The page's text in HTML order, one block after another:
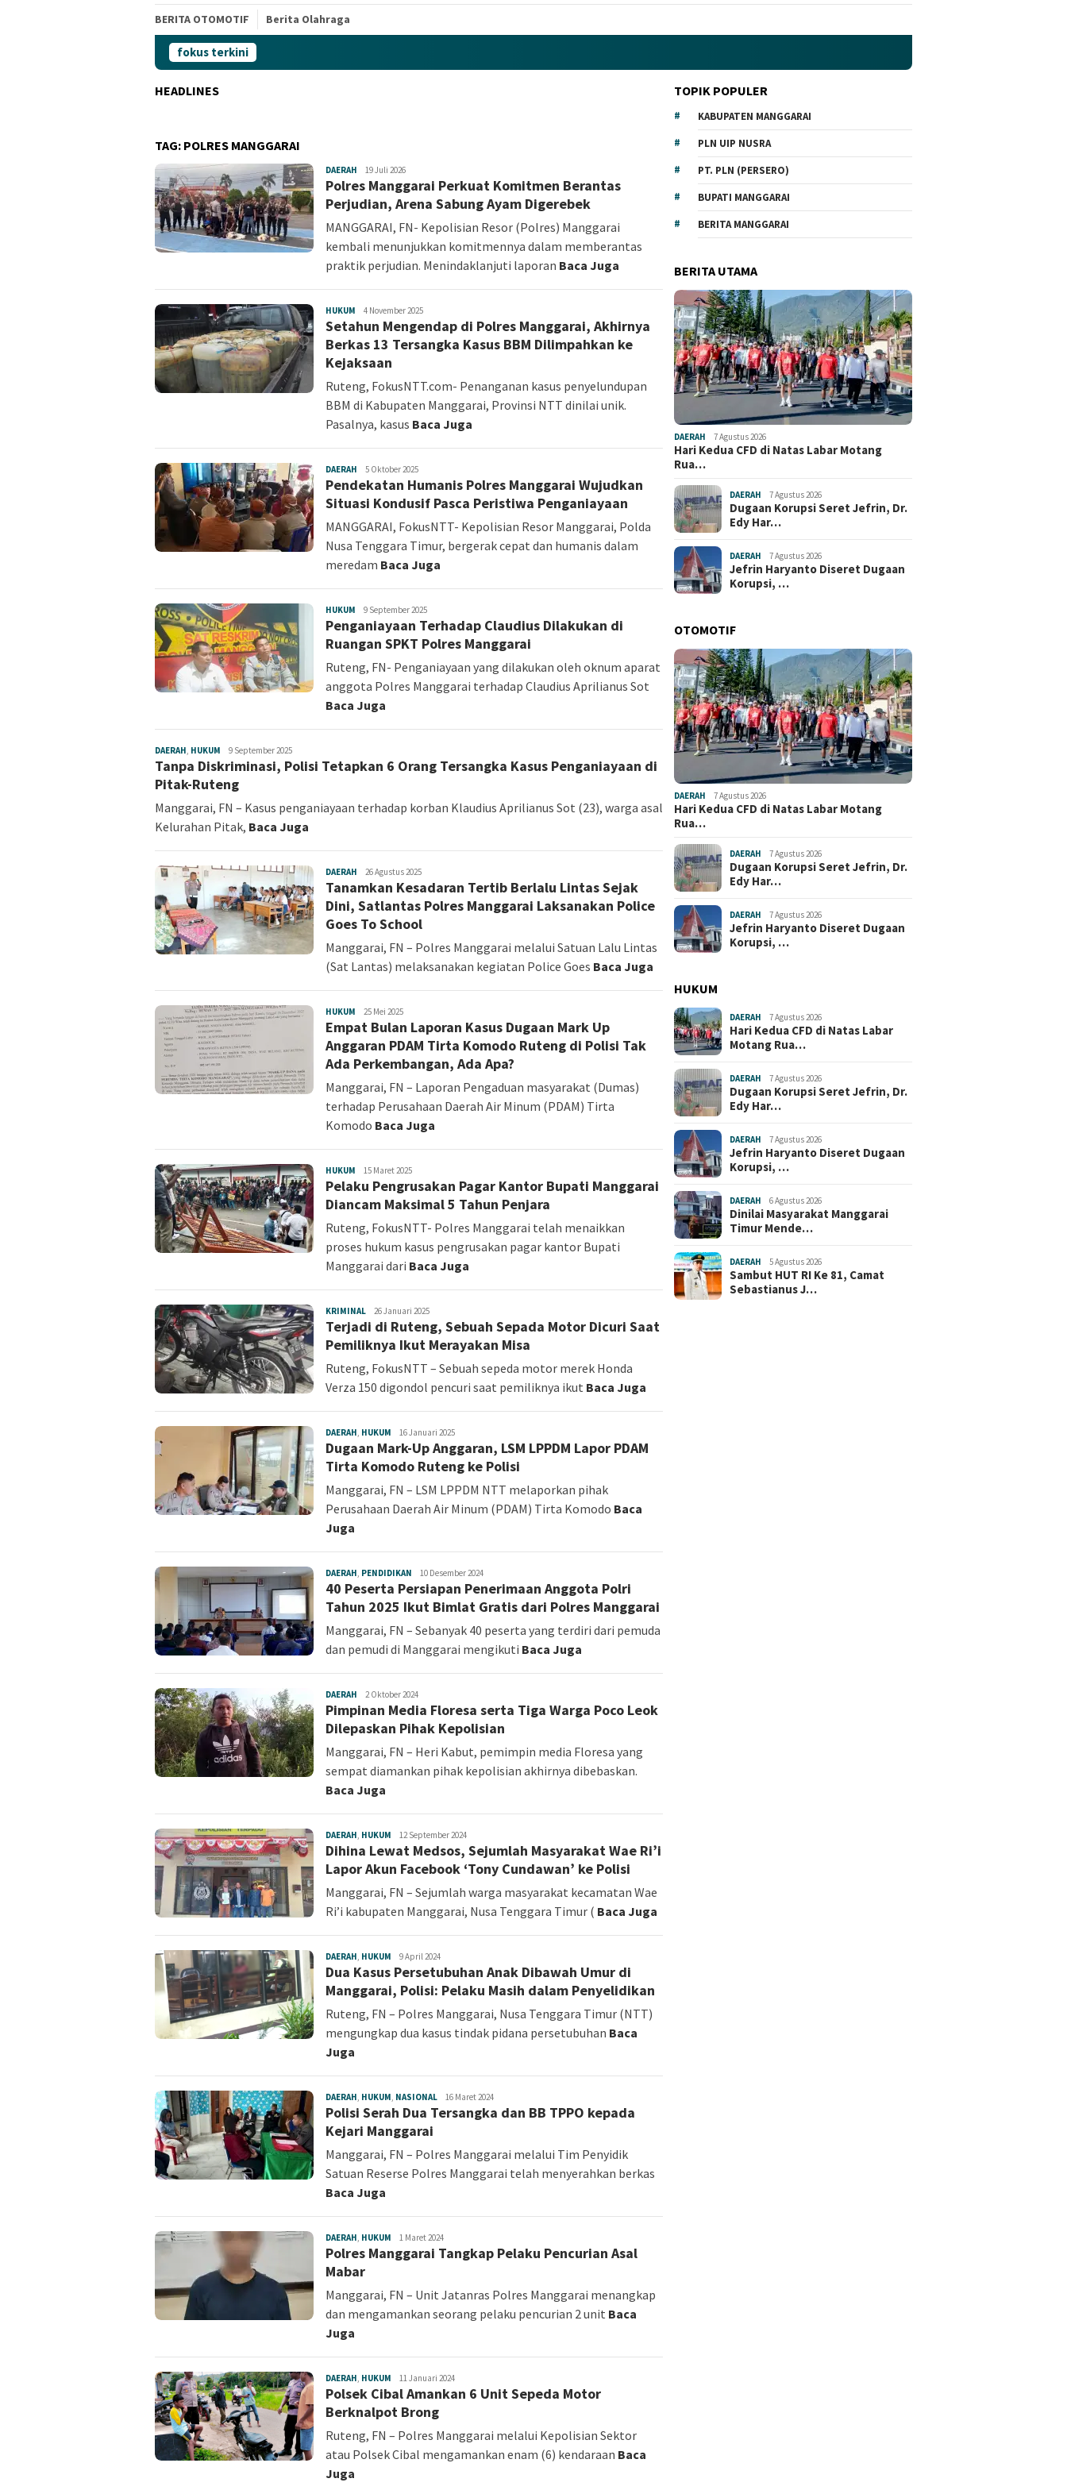
BERITA OTOMOTIF Berita Olahraga
fokus terkini
HEADLINES
TAG: POLRES MANGGARAI
DAERAH Fokus
NTT
19 Juli 2026
Polres Manggarai Perkuat Komitmen Berantas
Perjudian, Arena Sabung Ayam Digerebek
MANGGARAI, FN- Kepolisian Resor (Polres) Manggarai
kembali menunjukkan komitmennya dalam memberantas
praktik perjudian. Menindaklanjuti laporan Baca Juga
HUKUM redaksi
4 November 2025
Setahun Mengendap di Polres Manggarai, Akhirnya
Berkas 13 Tersangka Kasus BBM Dilimpahkan ke
Kejaksaan
Ruteng, FokusNTT.com- Penanganan kasus penyelundupan
BBM di Kabupaten Manggarai, Provinsi NTT dinilai unik.
Pasalnya, kasus Baca Juga
DAERAH Fokus
NTT
5 Oktober 2025
Pendekatan Humanis Polres Manggarai Wujudkan
Situasi Kondusif Pasca Peristiwa Penganiayaan
MANGGARAI, FokusNTT- Kepolisian Resor Manggarai, Polda
Nusa Tenggara Timur, bergerak cepat dan humanis dalam
meredam Baca Juga
HUKUM redaksi
9 September 2025
Penganiayaan Terhadap Claudius Dilakukan di
Ruangan SPKT Polres Manggarai
Ruteng, FN- Penganiayaan yang dilakukan oleh oknum aparat
anggota Polres Manggarai terhadap Claudius Aprilianus Sot
Baca Juga
DAERAH, HUKUM Fokus
NTT
9 September 2025
Tanpa Diskriminasi, Polisi Tetapkan 6 Orang Tersangka Kasus Penganiayaan di
Pitak-Ruteng
Manggarai, FN – Kasus penganiayaan terhadap korban Klaudius Aprilianus Sot (23), warga asal
Kelurahan Pitak, Baca Juga
DAERAH Fokus
NTT
26 Agustus 2025
Tanamkan Kesadaran Tertib Berlalu Lintas Sejak
Dini, Satlantas Polres Manggarai Laksanakan Police
Goes To School
Manggarai, FN – Polres Manggarai melalui Satuan Lalu Lintas
(Sat Lantas) melaksanakan kegiatan Police Goes Baca Juga
HUKUM Fokus
NTT
25 Mei 2025
Empat Bulan Laporan Kasus Dugaan Mark Up
Anggaran PDAM Tirta Komodo Ruteng di Polisi Tak
Ada Perkembangan, Ada Apa?
Manggarai, FN – Laporan Pengaduan masyarakat (Dumas)
terhadap Perusahaan Daerah Air Minum (PDAM) Tirta
Komodo Baca Juga
HUKUM redaksi
15 Maret 2025
Pelaku Pengrusakan Pagar Kantor Bupati Manggarai
Diancam Maksimal 5 Tahun Penjara
Ruteng, FokusNTT- Polres Manggarai telah menaikkan
proses hukum kasus pengrusakan pagar kantor Bupati
Manggarai dari Baca Juga
KRIMINAL redaksi
26 Januari 2025
Terjadi di Ruteng, Sebuah Sepada Motor Dicuri Saat
Pemiliknya Ikut Merayakan Misa
Ruteng, FokusNTT – Sebuah sepeda motor merek Honda
Verza 150 digondol pencuri saat pemiliknya ikut Baca Juga
DAERAH, HUKUM Fokus
NTT
16 Januari 2025
Dugaan Mark-Up Anggaran, LSM LPPDM Lapor PDAM
Tirta Komodo Ruteng ke Polisi
Manggarai, FN – LSM LPPDM NTT melaporkan pihak
Perusahaan Daerah Air Minum (PDAM) Tirta Komodo Baca
Juga
DAERAH, PENDIDIKAN Fokus
NTT
10 Desember 2024
40 Peserta Persiapan Penerimaan Anggota Polri
Tahun 2025 Ikut Bimlat Gratis dari Polres Manggarai
Manggarai, FN – Sebanyak 40 peserta yang terdiri dari pemuda
dan pemudi di Manggarai mengikuti Baca Juga
DAERAH Fokus
NTT
2 Oktober 2024
Pimpinan Media Floresa serta Tiga Warga Poco Leok
Dilepaskan Pihak Kepolisian
Manggarai, FN – Heri Kabut, pemimpin media Floresa yang
sempat diamankan pihak kepolisian akhirnya dibebaskan.
Baca Juga
DAERAH, HUKUM Fokus
NTT
12 September 2024
Dihina Lewat Medsos, Sejumlah Masyarakat Wae Ri’i
Lapor Akun Facebook ‘Tony Cundawan’ ke Polisi
Manggarai, FN – Sejumlah warga masyarakat kecamatan Wae
Ri’i kabupaten Manggarai, Nusa Tenggara Timur ( Baca Juga
DAERAH, HUKUM Fokus
NTT
9 April 2024
Dua Kasus Persetubuhan Anak Dibawah Umur di
Manggarai, Polisi: Pelaku Masih dalam Penyelidikan
Ruteng, FN – Polres Manggarai, Nusa Tenggara Timur (NTT)
mengungkap dua kasus tindak pidana persetubuhan Baca
Juga
DAERAH, HUKUM, NASIONAL Fokus
NTT
16 Maret 2024
Polisi Serah Dua Tersangka dan BB TPPO kepada
Kejari Manggarai
Manggarai, FN – Polres Manggarai melalui Tim Penyidik
Satuan Reserse Polres Manggarai telah menyerahkan berkas
Baca Juga
DAERAH, HUKUM Fokus
NTT
1 Maret 2024
Polres Manggarai Tangkap Pelaku Pencurian Asal
Mabar
Manggarai, FN – Unit Jatanras Polres Manggarai menangkap
dan mengamankan seorang pelaku pencurian 2 unit Baca
Juga
DAERAH, HUKUM Fokus
NTT
11 Januari 2024
Polsek Cibal Amankan 6 Unit Sepeda Motor
Berknalpot Brong
Ruteng, FN – Polres Manggarai melalui Kepolisian Sektor
atau Polsek Cibal mengamankan enam (6) kendaraan Baca
Juga
TOPIK POPULER
KABUPATEN MANGGARAI
PLN UIP NUSRA
PT. PLN (PERSERO)
BUPATI MANGGARAI
BERITA MANGGARAI
BERITA UTAMA
DAERAH 7 Agustus 2026
Hari Kedua CFD di Natas Labar Motang
Rua…
DAERAH 7 Agustus 2026
Dugaan Korupsi Seret Jefrin, Dr.
Edy Har…
DAERAH 7 Agustus 2026
Jefrin Haryanto Diseret Dugaan
Korupsi, …
OTOMOTIF
DAERAH 7 Agustus 2026
Hari Kedua CFD di Natas Labar Motang
Rua…
DAERAH 7 Agustus 2026
Dugaan Korupsi Seret Jefrin, Dr.
Edy Har…
DAERAH 7 Agustus 2026
Jefrin Haryanto Diseret Dugaan
Korupsi, …
HUKUM
DAERAH 7 Agustus 2026
Hari Kedua CFD di Natas Labar
Motang Rua…
DAERAH 7 Agustus 2026
Dugaan Korupsi Seret Jefrin, Dr.
Edy Har…
DAERAH 7 Agustus 2026
Jefrin Haryanto Diseret Dugaan
Korupsi, …
DAERAH 6 Agustus 2026
Dinilai Masyarakat Manggarai
Timur Mende…
DAERAH 5 Agustus 2026
Sambut HUT RI Ke 81, Camat
Sebastianus J…